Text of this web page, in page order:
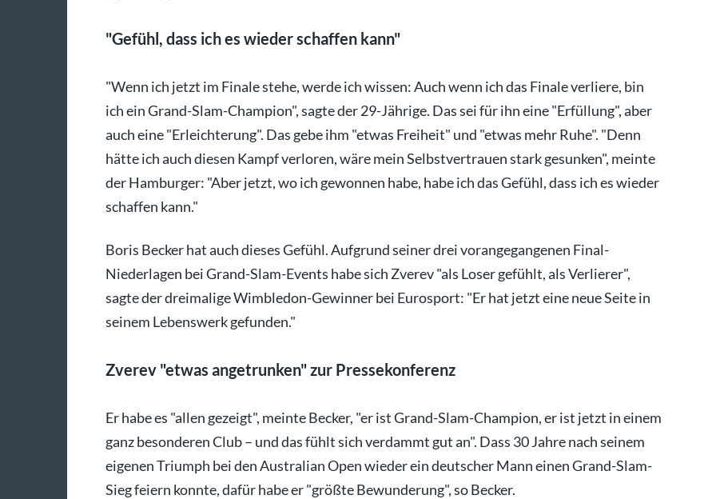
"Gefühl, dass ich es wieder schaffen kann"
"Wenn ich jetzt im Finale stehe, werde ich wissen: Auch wenn ich das Finale verliere, bin
ich ein Grand-Slam-Champion", sagte der 29-Jährige. Das sei für ihn eine "Erfüllung", aber
auch eine "Erleichterung". Das gebe ihm "etwas Freiheit" und "etwas mehr Ruhe". "Denn
hätte ich auch diesen Kampf verloren, wäre mein Selbstvertrauen stark gesunken", meinte
der Hamburger: "Aber jetzt, wo ich gewonnen habe, habe ich das Gefühl, dass ich es wieder
schaffen kann."
Boris Becker hat auch dieses Gefühl. Aufgrund seiner drei vorangegangenen Final-
Niederlagen bei Grand-Slam-Events habe sich Zverev "als Loser gefühlt, als Verlierer",
sagte der dreimalige Wimbledon-Gewinner bei Eurosport: "Er hat jetzt eine neue Seite in
seinem Lebenswerk gefunden."
Zverev "etwas angetrunken" zur Pressekonferenz
Er habe es "allen gezeigt", meinte Becker, "er ist Grand-Slam-Champion, er ist jetzt in einem
ganz besonderen Club – und das fühlt sich verdammt gut an". Dass 30 Jahre nach seinem
eigenen Triumph bei den Australian Open wieder ein deutscher Mann einen Grand-Slam-
Sieg feiern konnte, dafür habe er "größte Bewunderung", so Becker.